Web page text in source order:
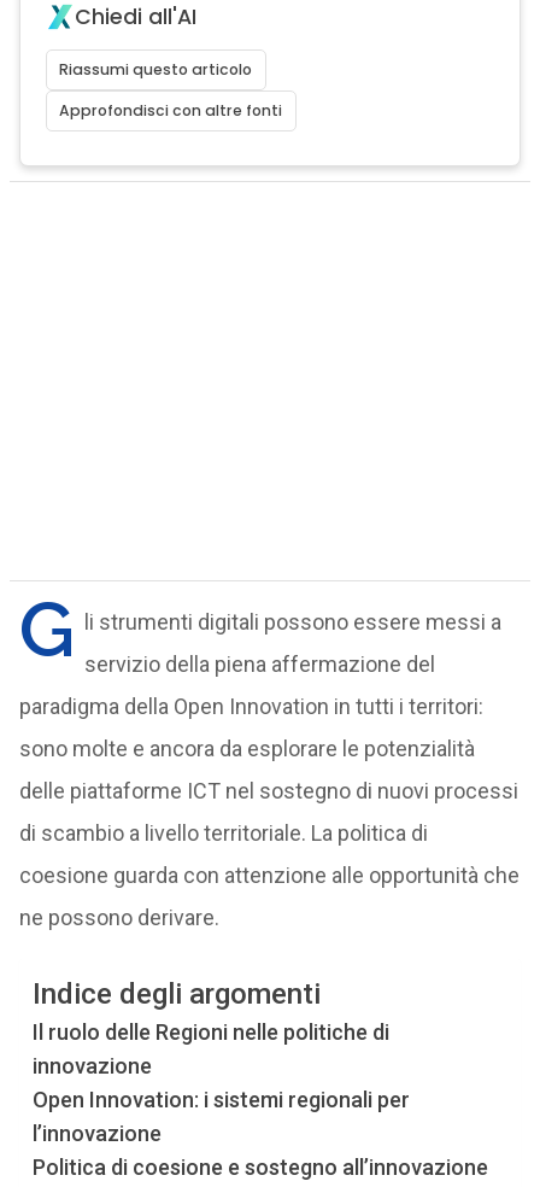
Chiedi all'AI
Riassumi questo articolo
Approfondisci con altre fonti
G
li strumenti digitali possono essere messi a
servizio della piena affermazione del
paradigma della Open Innovation in tutti i territori:
sono molte e ancora da esplorare le potenzialità
delle piattaforme ICT nel sostegno di nuovi processi
di scambio a livello territoriale. La politica di
coesione guarda con attenzione alle opportunità che
ne possono derivare.
Indice degli argomenti
Il ruolo delle Regioni nelle politiche di
innovazione
Open Innovation: i sistemi regionali per
l’innovazione
Politica di coesione e sostegno all’innovazione